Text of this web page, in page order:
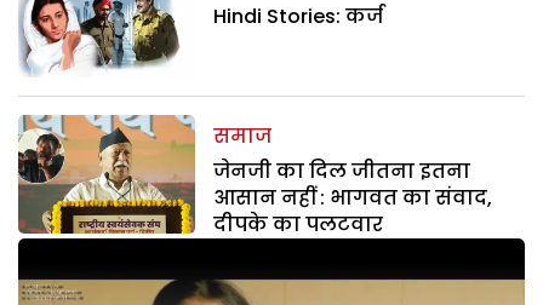
Hindi Stories: कर्ज
समाज
जेनजी का दिल जीतना इतना
आसान नहीं : भागवत का संवाद,
दीपके का पलटवार